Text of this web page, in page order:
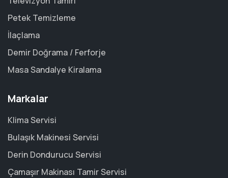
Petek Temizleme
İlaçlama
Demir Doğrama / Ferforje
Masa Sandalye Kiralama
Markalar
Klima Servisi
Bulaşık Makinesi Servisi
Derin Dondurucu Servisi
Çamaşır Makinası Tamir Servisi